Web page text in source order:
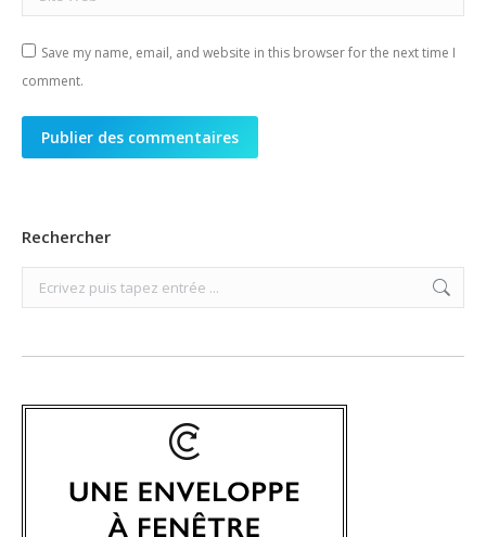
Save my name, email, and website in this browser for the next time I
comment.
Publier des commentaires
Rechercher
Search: